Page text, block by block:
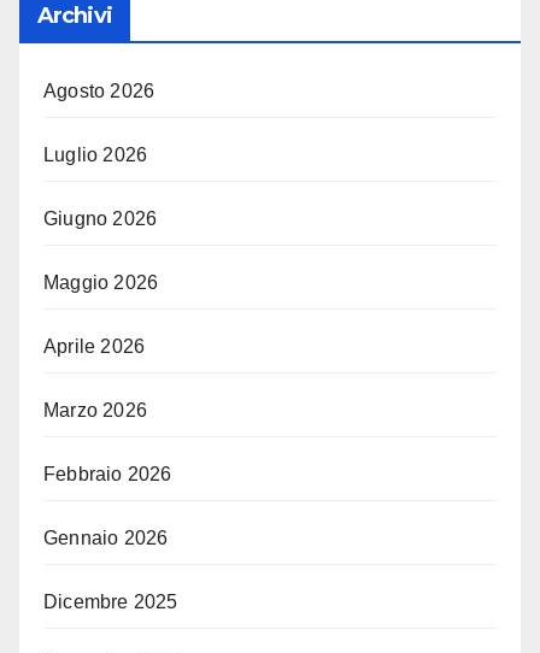
Archivi
Agosto 2026
Luglio 2026
Giugno 2026
Maggio 2026
Aprile 2026
Marzo 2026
Febbraio 2026
Gennaio 2026
Dicembre 2025